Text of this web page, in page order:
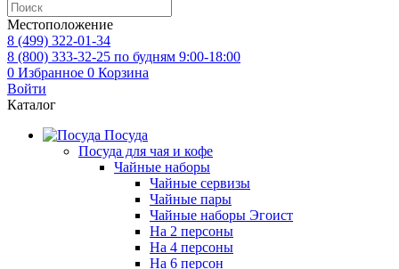
Местоположение
8 (499) 322-01-34
8 (800) 333-32-25 по будням 9:00-18:00
0 Избранное 0 Корзина
Войти
Каталог
Посуда
Посуда для чая и кофе
Чайные наборы
Чайные сервизы
Чайные пары
Чайные наборы Эгоист
На 2 персоны
На 4 персоны
На 6 персон